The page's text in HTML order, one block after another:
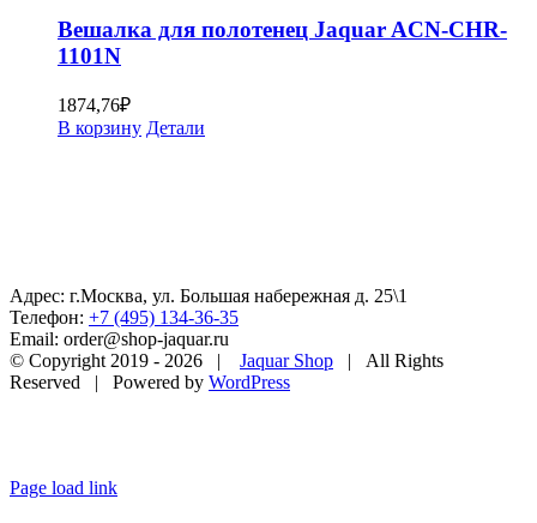
Вешалка для полотенец Jaquar ACN-CHR-
1101N
1874,76₽
В корзину Детали
Адрес: г.Москва, ул. Большая набережная д. 25\1
Телефон: +7 (495) 134-36-35
Email: order@shop-jaquar.ru
© Copyright 2019 - 2026 | Jaquar Shop | All Rights
Reserved | Powered by WordPress
Page load link